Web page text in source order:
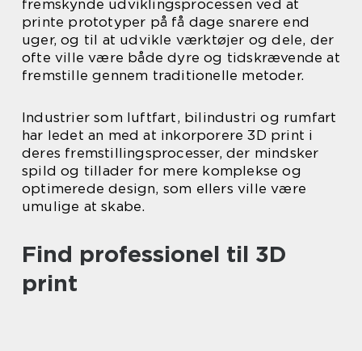
fremskynde udviklingsprocessen ved at
printe prototyper på få dage snarere end
uger, og til at udvikle værktøjer og dele, der
ofte ville være både dyre og tidskrævende at
fremstille gennem traditionelle metoder.
Industrier som luftfart, bilindustri og rumfart
har ledet an med at inkorporere 3D print i
deres fremstillingsprocesser, der mindsker
spild og tillader for mere komplekse og
optimerede design, som ellers ville være
umulige at skabe.
Find professionel til 3D
print